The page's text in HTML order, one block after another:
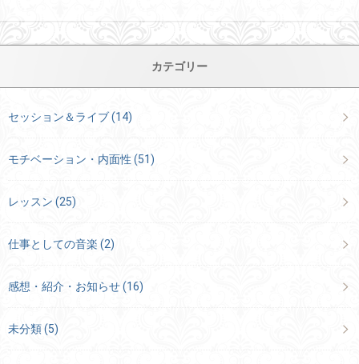
カテゴリー
セッション＆ライブ(14)
モチベーション・内面性 (51)
レッスン (25)
仕事としての音楽 (2)
感想・紹介・お知らせ(16)
未分類(5)